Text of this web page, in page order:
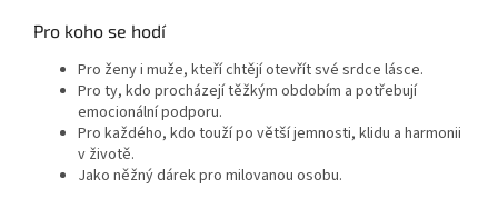
Pro koho se hodí
Pro ženy i muže, kteří chtějí otevřít své srdce lásce.
Pro ty, kdo procházejí těžkým obdobím a potřebují
emocionální podporu.
Pro každého, kdo touží po větší jemnosti, klidu a harmonii
v životě.
Jako něžný dárek pro milovanou osobu.